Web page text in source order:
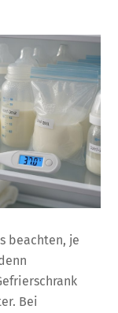
beachten, je
Bei